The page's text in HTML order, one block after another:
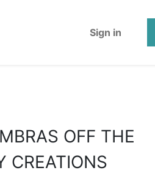
Sign in
OFF THE
CREATIONS